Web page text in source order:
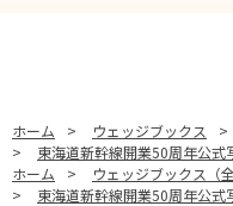
ホーム > ウェッジブックス >
>
東海道新幹線開業50周年公
ホーム
> ウェッジブックス（全
>
東海道新幹線開業50周年公